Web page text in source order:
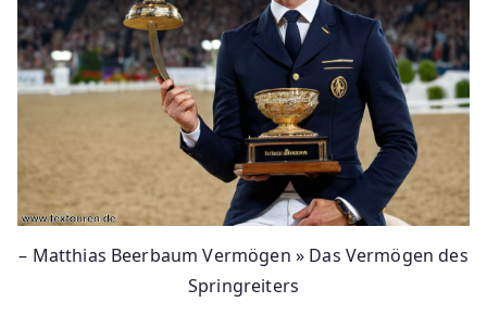
– Matthias Beerbaum Vermögen » Das Vermögen des
Springreiters